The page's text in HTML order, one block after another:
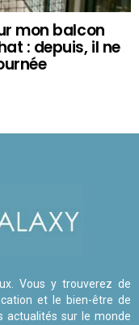
mon balcon
: depuis, il ne
Vous y trouverez de
et le bien-être de
actualités sur le monde